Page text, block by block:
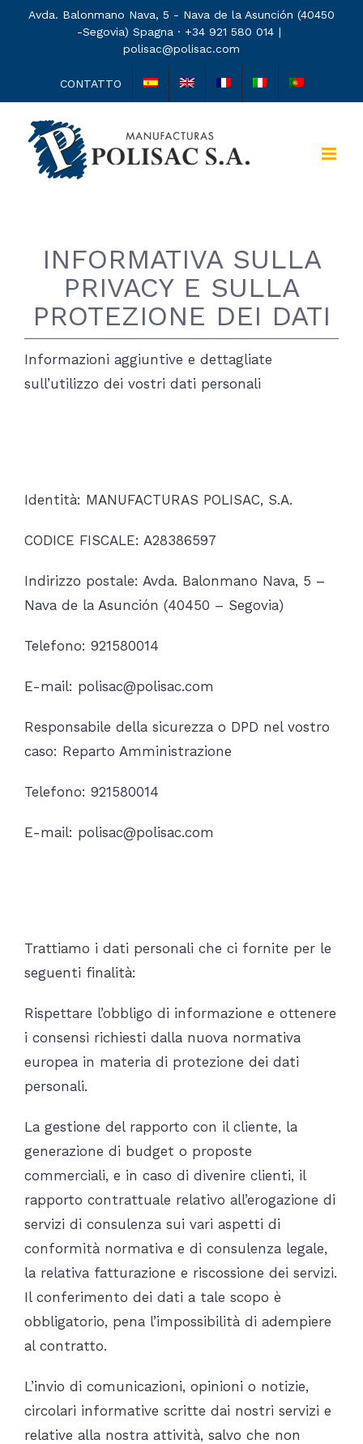
Avda. Balonmano Nava, 5 - Nava de la Asunción (40450
-Segovia) Spagna · +34 921 580 014 |
polisac@polisac.com
CONTATTO
INFORMATIVA SULLA
PRIVACY E SULLA
PROTEZIONE DEI DATI
Informazioni aggiuntive e dettagliate
sull’utilizzo dei vostri dati personali
Identità: MANUFACTURAS POLISAC, S.A.
CODICE FISCALE: A28386597
Indirizzo postale: Avda. Balonmano Nava, 5 –
Nava de la Asunción (40450 – Segovia)
Telefono: 921580014
E-mail: polisac@polisac.com
Responsabile della sicurezza o DPD nel vostro
caso: Reparto Amministrazione
Telefono: 921580014
E-mail: polisac@polisac.com
Trattiamo i dati personali che ci fornite per le
seguenti finalità:
Rispettare l’obbligo di informazione e ottenere
i consensi richiesti dalla nuova normativa
europea in materia di protezione dei dati
personali.
La gestione del rapporto con il cliente, la
generazione di budget o proposte
commerciali, e in caso di divenire clienti, il
rapporto contrattuale relativo all’erogazione di
servizi di consulenza sui vari aspetti di
conformità normativa e di consulenza legale,
la relativa fatturazione e riscossione dei servizi.
Il conferimento dei dati a tale scopo è
obbligatorio, pena l’impossibilità di adempiere
al contratto.
L’invio di comunicazioni, opinioni o notizie,
circolari informative scritte dai nostri servizi e
relative alla nostra attività, salvo che non